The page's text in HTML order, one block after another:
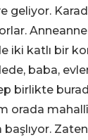
geliyor.
iki katlı bir
baba,
birlikte
orada